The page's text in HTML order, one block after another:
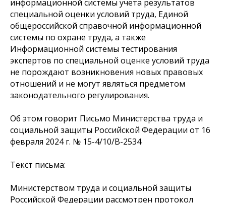
информационной системы учета результатов
специальной оценки условий труда, Единой
общероссийской справочной информационной
системы по охране труда, а также
Информационной системы тестирования
экспертов по специальной оценке условий труда
не порождают возникновения новых правовых
отношений и не могут являться предметом
законодательного регулирования.
Об этом говорит Письмо Министерства труда и
социальной защиты Российской Федерации от 16
февраля 2024 г. № 15-4/10/В-2534
Текст письма:
Министерством труда и социальной защиты
Российской Федерации рассмотрен протокол